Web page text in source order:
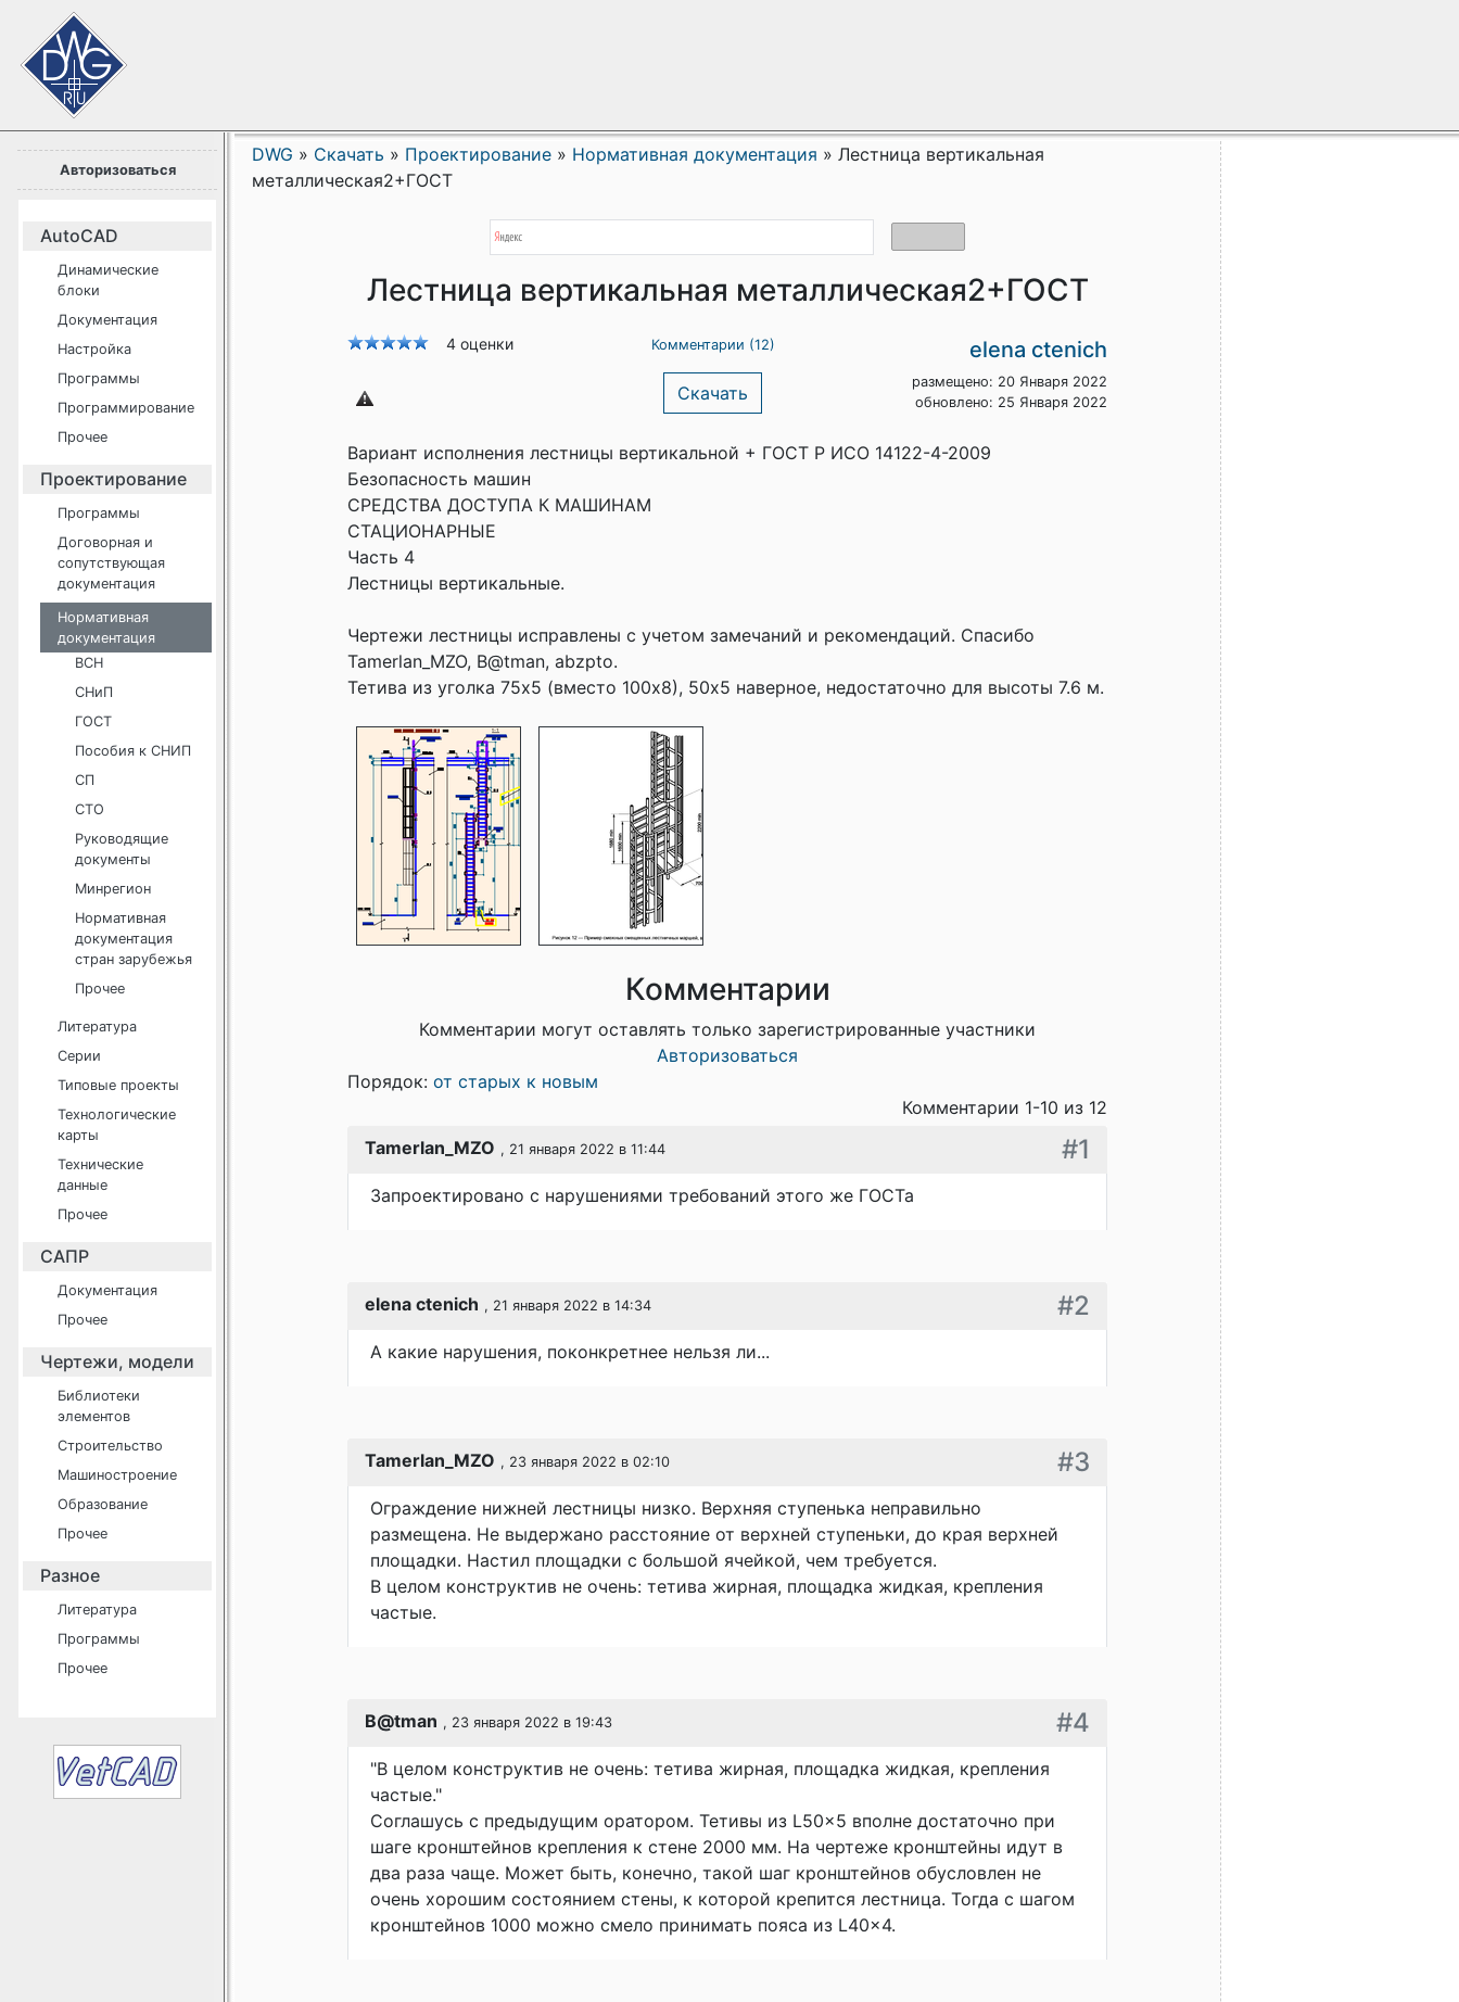
Авторизоваться
AutoCAD
Динамические
блоки
Документация
Настройка
Программы
Программирование
Прочее
Проектирование
Программы
Договорная и
сопутствующая
документация
Нормативная
документация
ВСН
СНиП
ГОСТ
Пособия к СНИП
СП
СТО
Руководящие
документы
Минрегион
Нормативная
документация
стран зарубежья
Прочее
Литература
Серии
Типовые проекты
Технологические
карты
Технические
данные
Прочее
САПР
Документация
Прочее
Чертежи, модели
Библиотеки
элементов
Строительство
Машиностроение
Образование
Прочее
Разное
Литература
Программы
Прочее
DWG » Скачать » Проектирование » Нормативная документация » Лестница вертикальная
металлическая2+ГОСТ
Лестница вертикальная металлическая2+ГОСТ
4 оценки Комментарии (12)
Скачать
elena ctenich
размещено: 20 Января 2022
обновлено: 25 Января 2022
Вариант исполнения лестницы вертикальной + ГОСТ Р ИСО 14122-4-2009
Безопасность машин
СРЕДСТВА ДОСТУПА К МАШИНАМ
СТАЦИОНАРНЫЕ
Часть 4
Лестницы вертикальные.
Чертежи лестницы исправлены с учетом замечаний и рекомендаций. Спасибо
Tamerlan_MZO, B@tman, abzpto.
Тетива из уголка 75х5 (вместо 100х8), 50х5 наверное, недостаточно для высоты 7.6 м.
Комментарии
Комментарии могут оставлять только зарегистрированные участники
Авторизоваться
Порядок: от старых к новым
Комментарии 1-10 из 12
Tamerlan_MZO , 21 января 2022 в 11:44 #1
Запроектировано с нарушениями требований этого же ГОСТа
elena ctenich , 21 января 2022 в 14:34 #2
А какие нарушения, поконкретнее нельзя ли...
Tamerlan_MZO , 23 января 2022 в 02:10 #3
Ограждение нижней лестницы низко. Верхняя ступенька неправильно
размещена. Не выдержано расстояние от верхней ступеньки, до края верхней
площадки. Настил площадки с большой ячейкой, чем требуется.
В целом конструктив не очень: тетива жирная, площадка жидкая, крепления
частые.
B@tman , 23 января 2022 в 19:43 #4
"В целом конструктив не очень: тетива жирная, площадка жидкая, крепления
частые."
Соглашусь с предыдущим оратором. Тетивы из L50x5 вполне достаточно при
шаге кронштейнов крепления к стене 2000 мм. На чертеже кронштейны идут в
два раза чаще. Может быть, конечно, такой шаг кронштейнов обусловлен не
очень хорошим состоянием стены, к которой крепится лестница. Тогда с шагом
кронштейнов 1000 можно смело принимать пояса из L40x4.